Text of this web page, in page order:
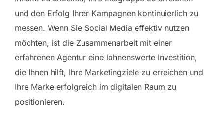
und den Erfolg Ihrer Kampagnen kontinuierlich zu
messen. Wenn Sie Social Media effektiv nutzen
möchten, ist die Zusammenarbeit mit einer
erfahrenen Agentur eine lohnenswerte Investition,
die Ihnen hilft, Ihre Marketingziele zu erreichen und
Ihre Marke erfolgreich im digitalen Raum zu
positionieren.